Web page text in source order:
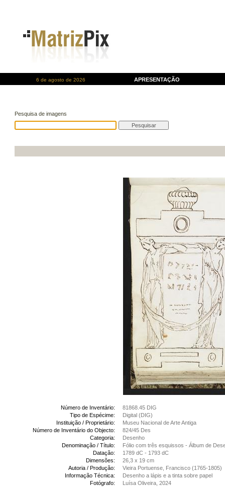
6 de agosto de 2026 APRESENTAÇÃO
Pesquisa de imagens
Número de Inventário:
81868.45 DIG
Tipo de Espécime:
Digital (DIG)
Instituição / Proprietário:
Museu Nacional de Arte Antiga
Número de Inventário do Objecto:
824/45 Des
Categoria:
Desenho
Denominação / Título:
Fólio com três esquissos - Álbum de
Datação:
1789 dC - 1793 dC
Dimensões:
26,3 x 19 cm
Autoria / Produção:
Vieira Portuense, Francisco (1765-1805)
Informação Técnica:
Desenho a lápis e a tinta sobre papel
Fotógrafo:
Luísa Oliveira, 2024